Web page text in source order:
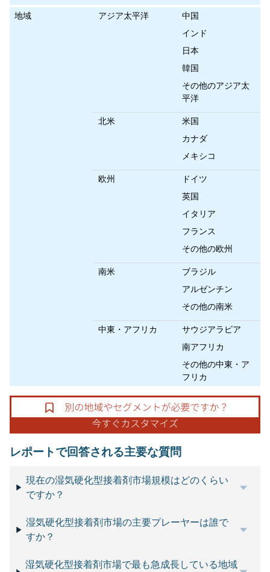
地域 アジア太平洋
中国
インド
日本
韓国
その他のアジア太
平洋
北米
米国
カナダ
メキシコ
欧州
ドイツ
英国
イタリア
フランス
その他の欧州
南米
ブラジル
アルゼンチン
その他の南米
中東・アフリカ
サウジアラビア
南アフリカ
その他の中東・ア
フリカ
レポートで回答される主要な質問
現在の湿気硬化型接着剤市場規模はどのくらい
ですか？
湿気硬化型接着剤市場の主要プレーヤーは誰で
すか？
湿気硬化型接着剤市場で最も急成長している地域